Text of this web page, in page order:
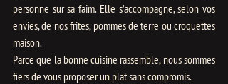
personne sur sa faim. Elle s’accompagne, selon vos
envies, de nos frites, pommes de terre ou croquettes
maison.
Parce que la bonne cuisine rassemble, nous sommes
fiers de vous proposer un plat sans compromis.